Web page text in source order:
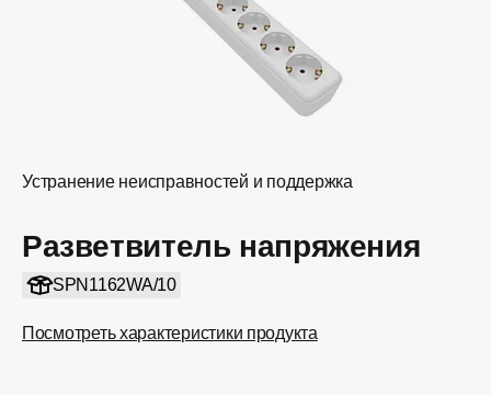
Устранение неисправностей и поддержка
Разветвитель напряжения
SPN1162WA/10
Посмотреть характеристики продукта